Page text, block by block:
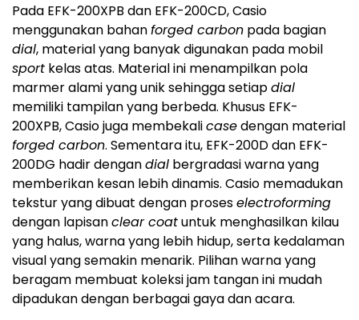
Pada EFK-200XPB dan EFK-200CD, Casio
menggunakan bahanforged carbon pada bagian
dial, material yang banyak digunakan pada mobil
sport kelas atas. Material ini menampilkan pola
marmer alami yang unik sehingga setiapdial
memiliki tampilan yang berbeda. Khusus EFK-
200XPB, Casio juga membekalicasedengan material
forged carbon. Sementara itu, EFK-200D dan EFK-
200DG hadir dengandial bergradasi warna yang
memberikan kesan lebih dinamis. Casio memadukan
tekstur yang dibuat dengan proseselectroforming
dengan lapisanclear coatuntuk menghasilkan kilau
yang halus, warna yang lebih hidup, serta kedalaman
visual yang semakin menarik. Pilihan warna yang
beragam membuat koleksi jam tangan ini mudah
dipadukan dengan berbagai gaya dan acara.